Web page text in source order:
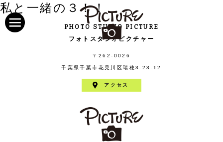
私と一緒の３！！
PHOTO STUDIO PICTURE
フォトスタジオピクチャー
〒262-0026
千葉県千葉市花見川区瑞穂3-23-12
アクセス